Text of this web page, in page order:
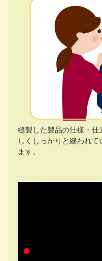
縫製した製品の仕様・
しくしっかりと縫われ
ます。